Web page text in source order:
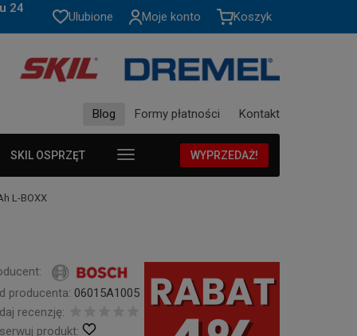
24
Ulubione Moje konto Koszyk
Blog Formy płatności Kontakt
SKIL OSPRZĘT WYPRZEDAŻ!
L-BOXX
producenta: 06015A1005
recenzję:
produkt: